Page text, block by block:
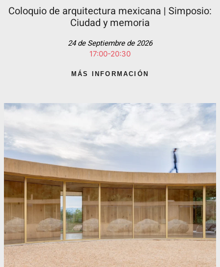
Coloquio de arquitectura mexicana | Simposio:
Ciudad y memoria
24 de Septiembre de 2026
17:00-20:30
MÁS INFORMACIÓN